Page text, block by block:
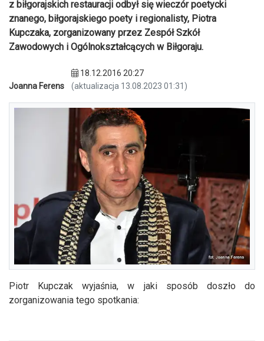
z biłgorajskich restauracji odbył się wieczór poetycki
znanego, biłgorajskiego poety i regionalisty, Piotra
Kupczaka, zorganizowany przez Zespół Szkół
Zawodowych i Ogólnokształcących w Biłgoraju.
Joanna Ferens
18.12.2016 20:27
(aktualizacja 13.08.2023 01:31)
Piotr Kupczak wyjaśnia, w jaki sposób doszło do
zorganizowania tego spotkania: